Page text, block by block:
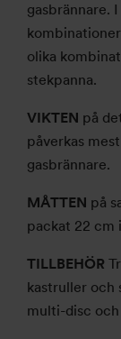
gasbrännare.
olika
stekpanna.
VIKTEN på
påverkas
gasbrännare.
MÅTTEN på
packat 22 cm
TILLBEHÖR
kastruller och
multi-disc